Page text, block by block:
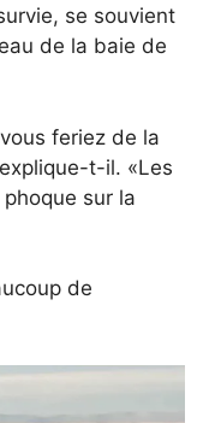
se souvient
de la baie de
feriez de la
t-il.
Les
sur la
de